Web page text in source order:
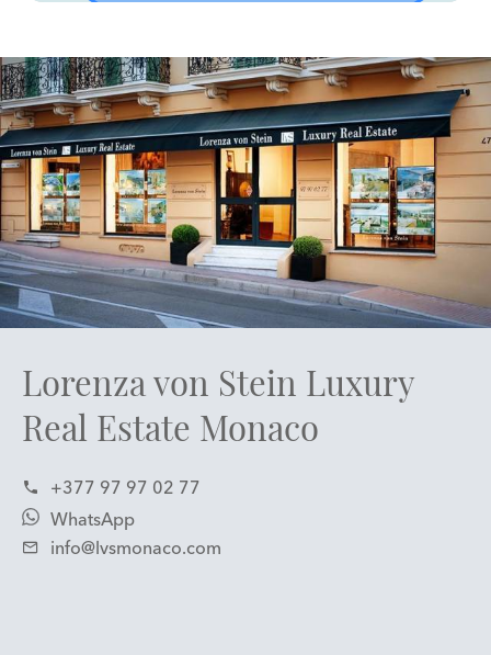
Lorenza von Stein Luxury
Real Estate Monaco
+377 97 97 02 77
WhatsApp
info@lvsmonaco.com